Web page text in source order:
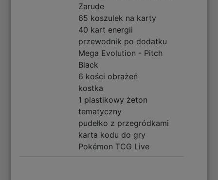
Zarude
65 koszulek na karty
40 kart energii
przewodnik po dodatku
Mega Evolution - Pitch
Black
6 kości obrażeń
kostka
1 plastikowy żeton
tematyczny
pudełko z przegródkami
karta kodu do gry
Pokémon TCG Live